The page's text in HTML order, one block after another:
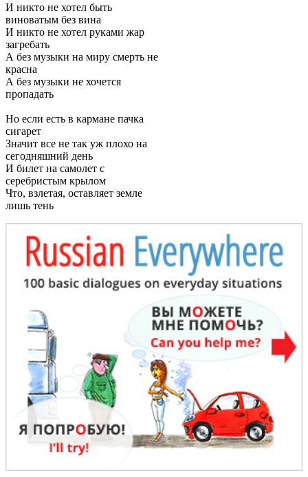
И никто не хотел быть
виноватым без вина
И никто не хотел руками жар
загребать
А без музыки на миру смерть не
красна
А без музыки не хочется
пропадать
Но если есть в кармане пачка
сигарет
Значит все не так уж плохо на
сегодняшний день
И билет на самолет с
серебристым крылом
Что, взлетая, оставляет земле
лишь тень